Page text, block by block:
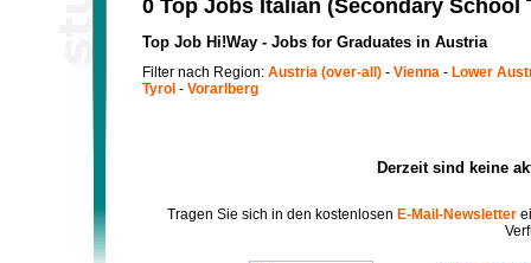
0 Top Jobs Italian (Secondary
Top Job Hi!Way - Jobs for Graduates in Austria
Filter nach Region: Austria (over-all) - Vienna - Lower
Tyrol - Vorarlberg
Derzeit sind keine
Tragen Sie sich in den kostenlosen E-Mail-Newsletter